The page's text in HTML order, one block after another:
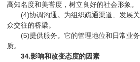
高知名度和美誉度，树立良好的社会形象。
(4)协调沟通。为组织疏通渠道、发展关
众交往的桥梁。
(5)提供服务。它的管理地位和日常业务
质。
34.影响和改变态度的因素